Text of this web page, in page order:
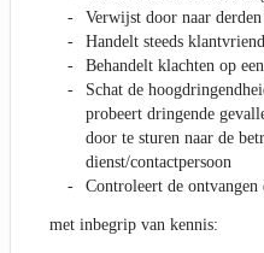
Verwijst door naar
Handelt steeds
Behandelt klachten op
Schat de
probeert dringende
door te sturen naar de
dienst/contactpersoon
Controleert de ontvangen
met inbegrip van kennis: